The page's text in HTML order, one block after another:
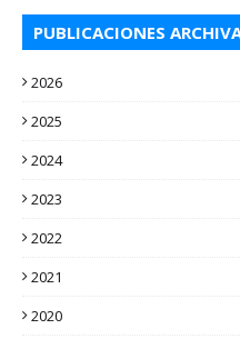
PUBLICACIONES
2026
2025
2024
2023
2022
2021
2020